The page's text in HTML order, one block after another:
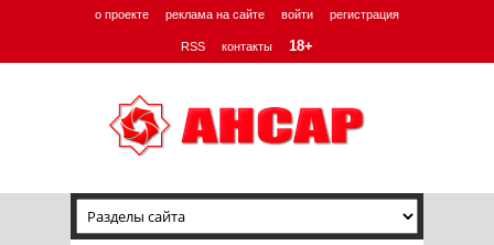
о проекте реклама на сайте войти регистрация
RSS контакты 18+